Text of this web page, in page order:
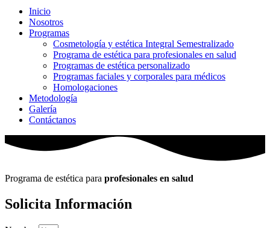
Inicio
Nosotros
Programas
Cosmetología y estética Integral Semestralizado
Programa de estética para profesionales en salud
Programas de estética personalizado
Programas faciales y corporales para médicos
Homologaciones
Metodología
Galería
Contáctanos
Programa de estética para profesionales en salud
Solicita Información